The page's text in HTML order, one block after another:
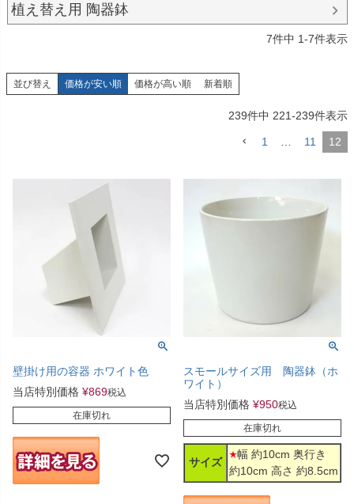
植え替え用 陶器鉢
7件中 1-7件表示
並び替え 価格が安い順 価格が高い順 新着順
239件中 221-239件表示
1 11 12
壁掛け用の容器 ホワイト色
当店特別価格 ¥869税込
在庫切れ
スモールサイズ用 陶器鉢（ホ
ワイト）
当店特別価格 ¥950税込
在庫切れ
サイズ
幅 約10cm 奥行き
約10cm 高さ 約8.5cm